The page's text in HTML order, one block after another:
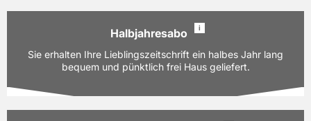
Ausgaben:
6 Hefte für je z.Zt. 8,65 EUR
Laufzeit:
12 Monate
Preis 51,90 EUR
Halbjahresabo i
Sie erhalten Ihre Lieblingszeitschrift ein halbes Jahr lang
bequem und pünktlich frei Haus geliefert.